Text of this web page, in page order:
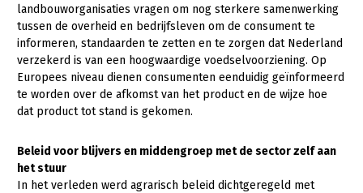
Varkenshouderij
Vleesveehouderij
Vollegrondsgroente
LTO Nederland
Mensen
Bestuur en Directie
Medewerkers
Jaarverslag 2023
Vacatures
Contact
landbouworganisaties vragen om nog sterkere samenwerking
tussen de overheid en bedrijfsleven om de consument te
informeren, standaarden te zetten en te zorgen dat Nederland
verzekerd is van een hoogwaardige voedselvoorziening. Op
Europees niveau dienen consumenten eenduidig geïnformeerd
te worden over de afkomst van het product en de wijze hoe
dat product tot stand is gekomen.
Beleid voor blijvers en middengroep met de sector zelf aan
het stuur
In het verleden werd agrarisch beleid dichtgeregeld met